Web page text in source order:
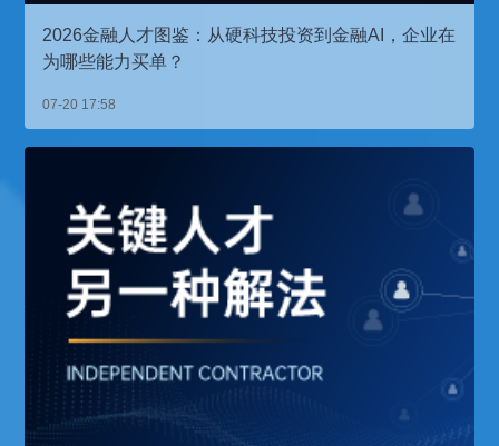
2026金融人才图鉴：从硬科技投资到金融AI，企业在
为哪些能力买单？
07-20 17:58